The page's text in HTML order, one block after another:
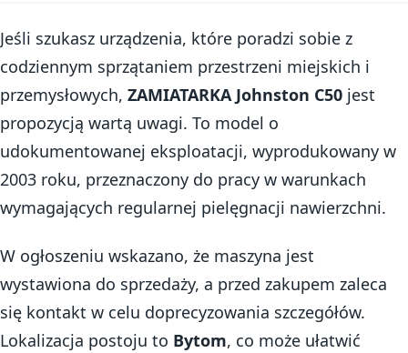
Jeśli szukasz urządzenia, które poradzi sobie z
codziennym sprzątaniem przestrzeni miejskich i
przemysłowych, ZAMIATARKA Johnston C50 jest
propozycją wartą uwagi. To model o
udokumentowanej eksploatacji, wyprodukowany w
2003 roku, przeznaczony do pracy w warunkach
wymagających regularnej pielęgnacji nawierzchni.
W ogłoszeniu wskazano, że maszyna jest
wystawiona do sprzedaży, a przed zakupem zaleca
się kontakt w celu doprecyzowania szczegółów.
Lokalizacja postoju to Bytom, co może ułatwić